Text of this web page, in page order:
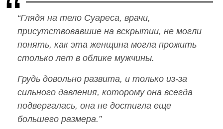
“Глядя на тело Суареса, врачи,
присутствовавшие на вскрытии, не могли
понять, как эта женщина могла прожить
столько лет в облике мужчины.
Грудь довольно развита, и только из-за
сильного давления, которому она всегда
подвергалась, она не достигла еще
большего размера.”